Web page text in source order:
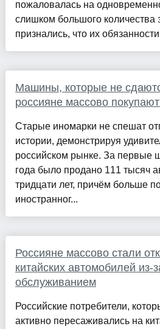
пожаловалась на
слишком большого количества
признались, что их
Машины, которые не
россияне массово
Старые иномарки не спешат
истории, демонстрируя
российском рынке. За первые
года было продано 111 тысяч
тридцати лет, причём больше
иностранног...
Россияне массово стали
китайских автомобилей из-
обслуживанием
Российские потребители,
активно пересаживались на